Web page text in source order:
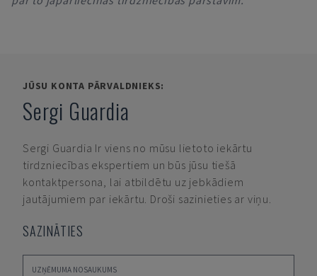
JŪSU KONTA PĀRVALDNIEKS:
Sergi Guardia
Sergi Guardia Ir viens no mūsu lietoto iekārtu
tirdzniecības ekspertiem un būs jūsu tiešā
kontaktpersona, lai atbildētu uz jebkādiem
jautājumiem par iekārtu. Droši sazinieties ar viņu.
SAZINĀTIES